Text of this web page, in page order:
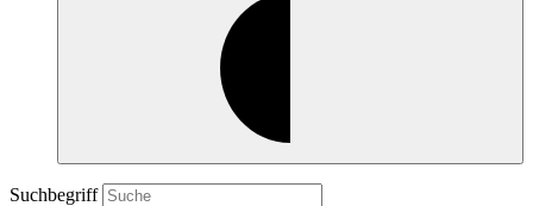
Suchbegriff